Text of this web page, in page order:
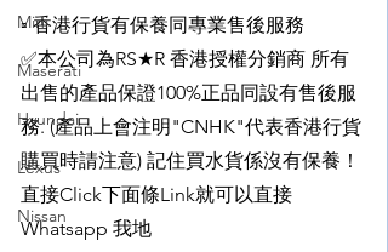
Mini
Maserati
Hyundai
Lexus
Nissan
▫️ 香港行貨有保養同專業售後服務
✅本公司為RS★R 香港授權分銷商 所有
出售的產品保證100%正品同設有售後服
務. (產品上會注明"CNHK"代表香港行貨
購買時請注意) 記住買水貨係沒有保養！
直接Click下面條Link就可以直接
Whatsapp 我地